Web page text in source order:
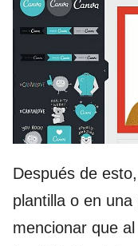
Después de
plantilla o en
mencionar que